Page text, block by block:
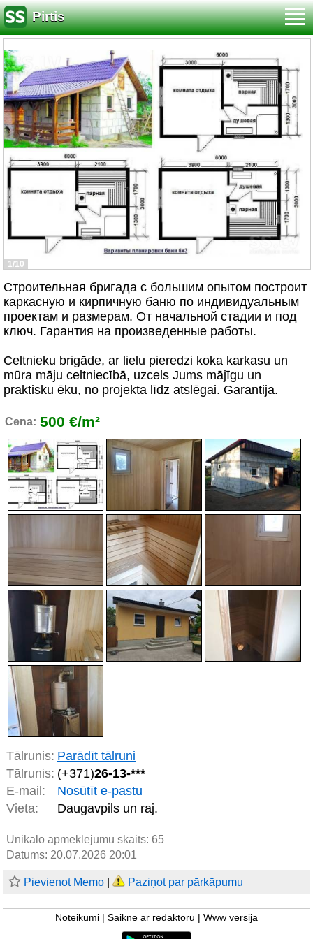
Pirtis
1/10
Строительная бригада с большим опытом построит
каркасную и кирпичную баню по индивидуальным
проектам и размерам. От начальной стадии и под
ключ. Гарантия на произведенные работы.
Celtnieku brigāde, ar lielu pieredzi koka karkasu un
mūra māju celtniecībā, uzcels Jums mājīgu un
praktisku ēku, no projekta līdz atslēgai. Garantija.
Cena: 500 €/m²
Tālrunis: Parādīt tālruni
Tālrunis: (+371)26-13-***
E-mail:
Nosūtīt e-pastu
Vieta:
Daugavpils un raj.
Unikālo apmeklējumu skaits: 65
Datums: 20.07.2026 20:01
Pievienot Memo Paziņot par pārkāpumu
Noteikumi Saikne ar redaktoru Www versija